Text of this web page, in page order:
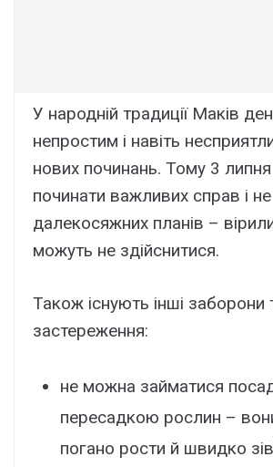
У народній традиції Маків
непростим і навіть
нових починань. Тому 3
починати важливих справ і
далекосяжних планів –
можуть не здійснитися.
Також існують інші заборони
застереження:
не можна займатися
пересадкою рослин –
погано рости й швидко